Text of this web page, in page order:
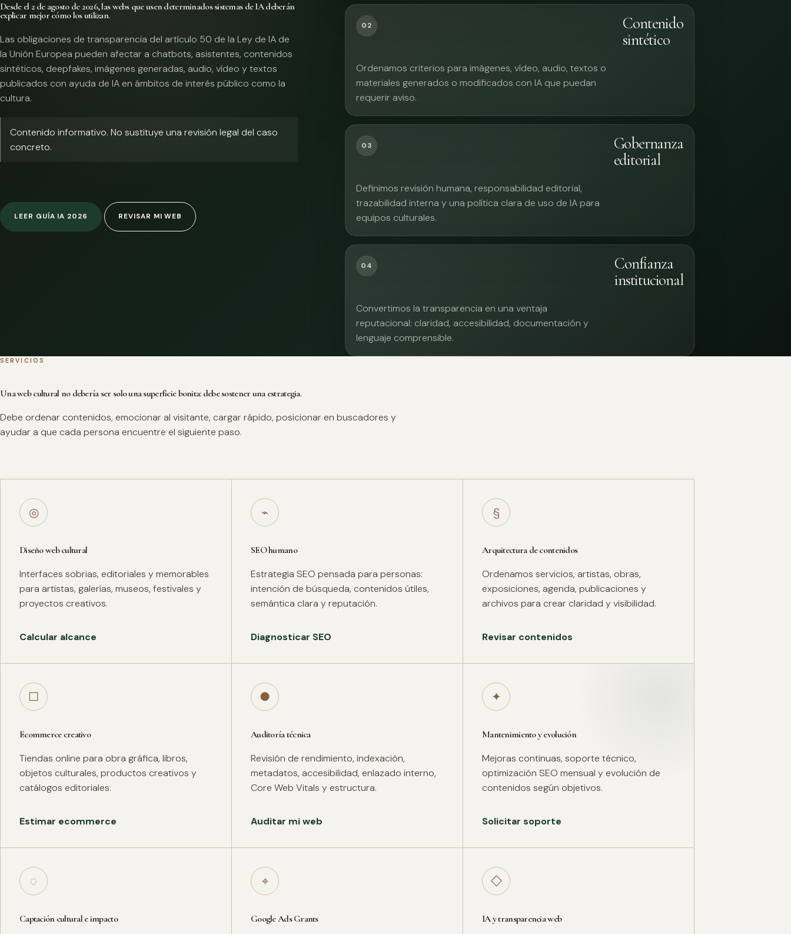
Desde el 2 de agosto de 2026, las webs que usen determinados sistemas de IA deberán
explicar mejor cómo los utilizan.
Las obligaciones de transparencia del artículo 50 de la Ley de IA de
la Unión Europea pueden afectar a chatbots, asistentes, contenidos
sintéticos, deepfakes, imágenes generadas, audio, vídeo y textos
publicados con ayuda de IA en ámbitos de interés público como la
cultura.
Contenido informativo. No sustituye una revisión legal del caso
concreto.
LEER GUÍA IA 2026 REVISAR MI WEB
02
Contenido
sintético
Ordenamos criterios para imágenes, vídeo, audio, textos o
materiales generados o modificados con IA que puedan
requerir aviso.
03
Gobernanza
editorial
Definimos revisión humana, responsabilidad editorial,
trazabilidad interna y una política clara de uso de IA para
equipos culturales.
04
Confianza
institucional
Convertimos la transparencia en una ventaja
reputacional: claridad, accesibilidad, documentación y
lenguaje comprensible.
SERVICIOS
Una web cultural no debería ser solo una superficie bonita: debe sostener una estrategia.
Debe ordenar contenidos, emocionar al visitante, cargar rápido, posicionar en buscadores y
ayudar a que cada persona encuentre el siguiente paso.
◎
Diseño web cultural
Interfaces sobrias, editoriales y memorables
para artistas, galerías, museos, festivales y
proyectos creativos.
Calcular alcance
⌁
SEO humano
Estrategia SEO pensada para personas:
intención de búsqueda, contenidos útiles,
semántica clara y reputación.
Diagnosticar SEO
§
Arquitectura de contenidos
Ordenamos servicios, artistas, obras,
exposiciones, agenda, publicaciones y
archivos para crear claridad y visibilidad.
Revisar contenidos
□
Ecommerce creativo
Tiendas online para obra gráfica, libros,
objetos culturales, productos creativos y
catálogos editoriales.
Estimar ecommerce
●
Auditoría técnica
Revisión de rendimiento, indexación,
metadatos, accesibilidad, enlazado interno,
Core Web Vitals y estructura.
Auditar mi web
✦
Mantenimiento y evolución
Mejoras continuas, soporte técnico,
optimización SEO mensual y evolución de
contenidos según objetivos.
Solicitar soporte
◌
Captación cultural e impacto
⌖
Google Ads Grants
◇
IA y transparencia web